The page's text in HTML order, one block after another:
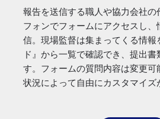
報告を送信する職人や協力会社の
フォンでフォームにアクセスし、
信。現場監督は集まってくる情報
ド』から一覧で確認でき、提出書
す。フォームの質問内容は変更可
状況によって自由にカスタマイズ